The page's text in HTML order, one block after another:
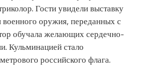
Гости увидели выставку
оружия, переданных с
обучала желающих сердечно-
Кульминацией стало
российского флага.